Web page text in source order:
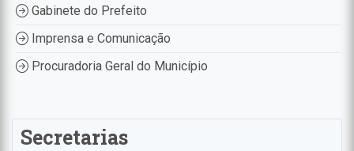
Gabinete do Prefeito
Imprensa e Comunicação
Procuradoria Geral do Município
Secretarias